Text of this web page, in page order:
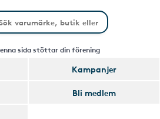
sida stöttar din förening
Kampanjer
Bli medlem